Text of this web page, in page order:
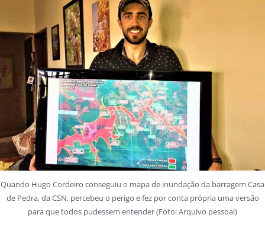
Quando Hugo Cordeiro conseguiu o mapa de inundação da barragem Casa
de Pedra, da CSN, percebeu o perigo e fez por conta própria uma versão
para que todos pudessem entender (Foto: Arquivo pessoal)